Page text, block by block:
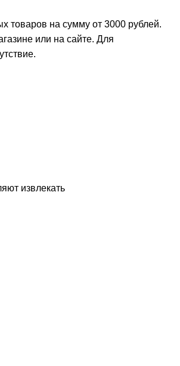
товаров на сумму от 3000 рублей.
или на сайте. Для
извлекать